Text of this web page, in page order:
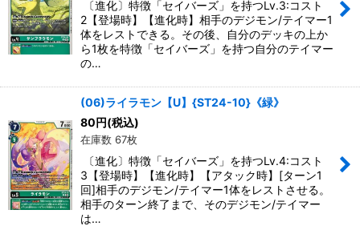
〔進化〕特徴「セイバーズ」を持つLv.3:コスト
2【登場時】【進化時】相手のデジモン/テイマー1
体をレストできる。その後、自分のデッキの上か
ら1枚を特徴「セイバーズ」を持つ自分のテイマー
の…
(06)ライラモン【U】{ST24-10}《緑》
80 円(税込)
在庫数 67枚
〔進化〕特徴「セイバーズ」を持つLv.4:コスト
3【登場時】【進化時】【アタック時】[ターン1
回]相手のデジモン/テイマー1体をレストさせる。
相手のターン終了まで、そのデジモン/テイマー
は…